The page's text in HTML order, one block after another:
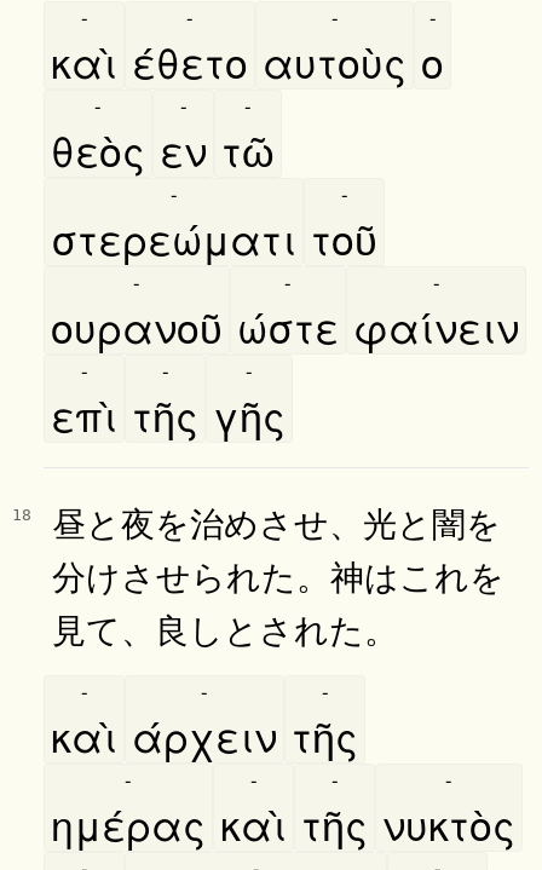
καὶ
-
έθετο
-
αυτοὺς
-
ο
-
θεὸς
-
εν
-
τῶ
-
στερεώματι
-
τοῦ
-
ουρανοῦ
-
ώστε
-
φαίνειν
-
επὶ
-
τῆς
-
γῆς
-
18
昼と夜を治めさせ、光と闇を
分けさせられた。神はこれを
見て、良しとされた。
καὶ
-
άρχειν
-
τῆς
-
ημέρας
-
καὶ
-
τῆς
-
νυκτὸς
-